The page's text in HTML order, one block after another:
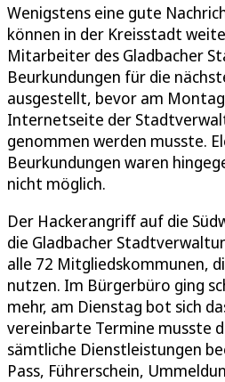
Wenigstens eine gute
können in der Kreisstadt
Mitarbeiter des Gladbacher
Beurkundungen für die
ausgestellt, bevor am
Internetseite der
genommen werden musste.
Beurkundungen waren
nicht möglich.
Der Hackerangriff auf die
die Gladbacher
alle 72 Mitgliedskommunen,
nutzen. Im Bürgerbüro ging
mehr, am Dienstag bot sich
vereinbarte Termine musste
sämtliche Dienstleistungen
Pass, Führerschein,